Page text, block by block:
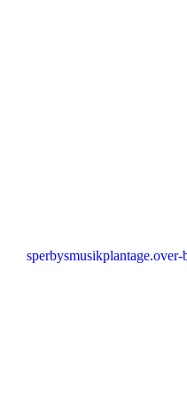
sperbysmusikplantage.over-